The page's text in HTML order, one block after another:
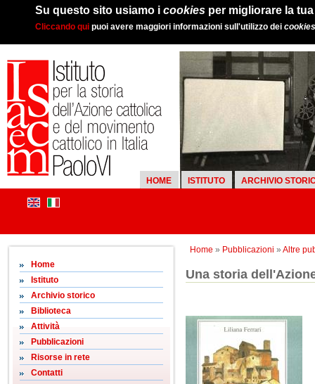
Su questo sito usiamo i cookies per migliorare la
Cliccando qui puoi avere maggiori informazioni sull'utilizzo dei cookies
HOME ISTITUTO ARCHIVIO
Home » Pubblicazioni » Altre
Home
Istituto
Archivio storico
Biblioteca
Attività
Pubblicazioni
Risorse in rete
Contatti
Una storia